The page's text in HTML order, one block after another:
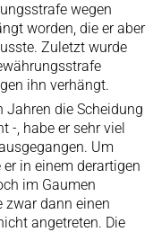
wegen
worden, die er aber
Zuletzt wurde
ihn verhängt.
Jahren die Scheidung
-, habe er sehr viel
Um
in einem derartigen
im Gaumen
zwar dann einen
angetreten. Die